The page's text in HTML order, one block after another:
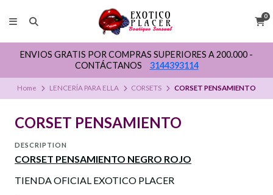
0
ENVIOS GRATIS POR COMPRAS SUPERIORES A 200.000 -
CONTÁCTANOS
3144393114
Home LENCERÍA PARA ELLA CORSETS CORSET PENSAMIENTO
CORSET PENSAMIENTO
DESCRIPTION
CORSET PENSAMIENTO NEGRO ROJO
TIENDA OFICIAL EXOTICO PLACER